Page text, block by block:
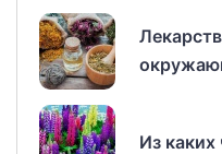
Из каких